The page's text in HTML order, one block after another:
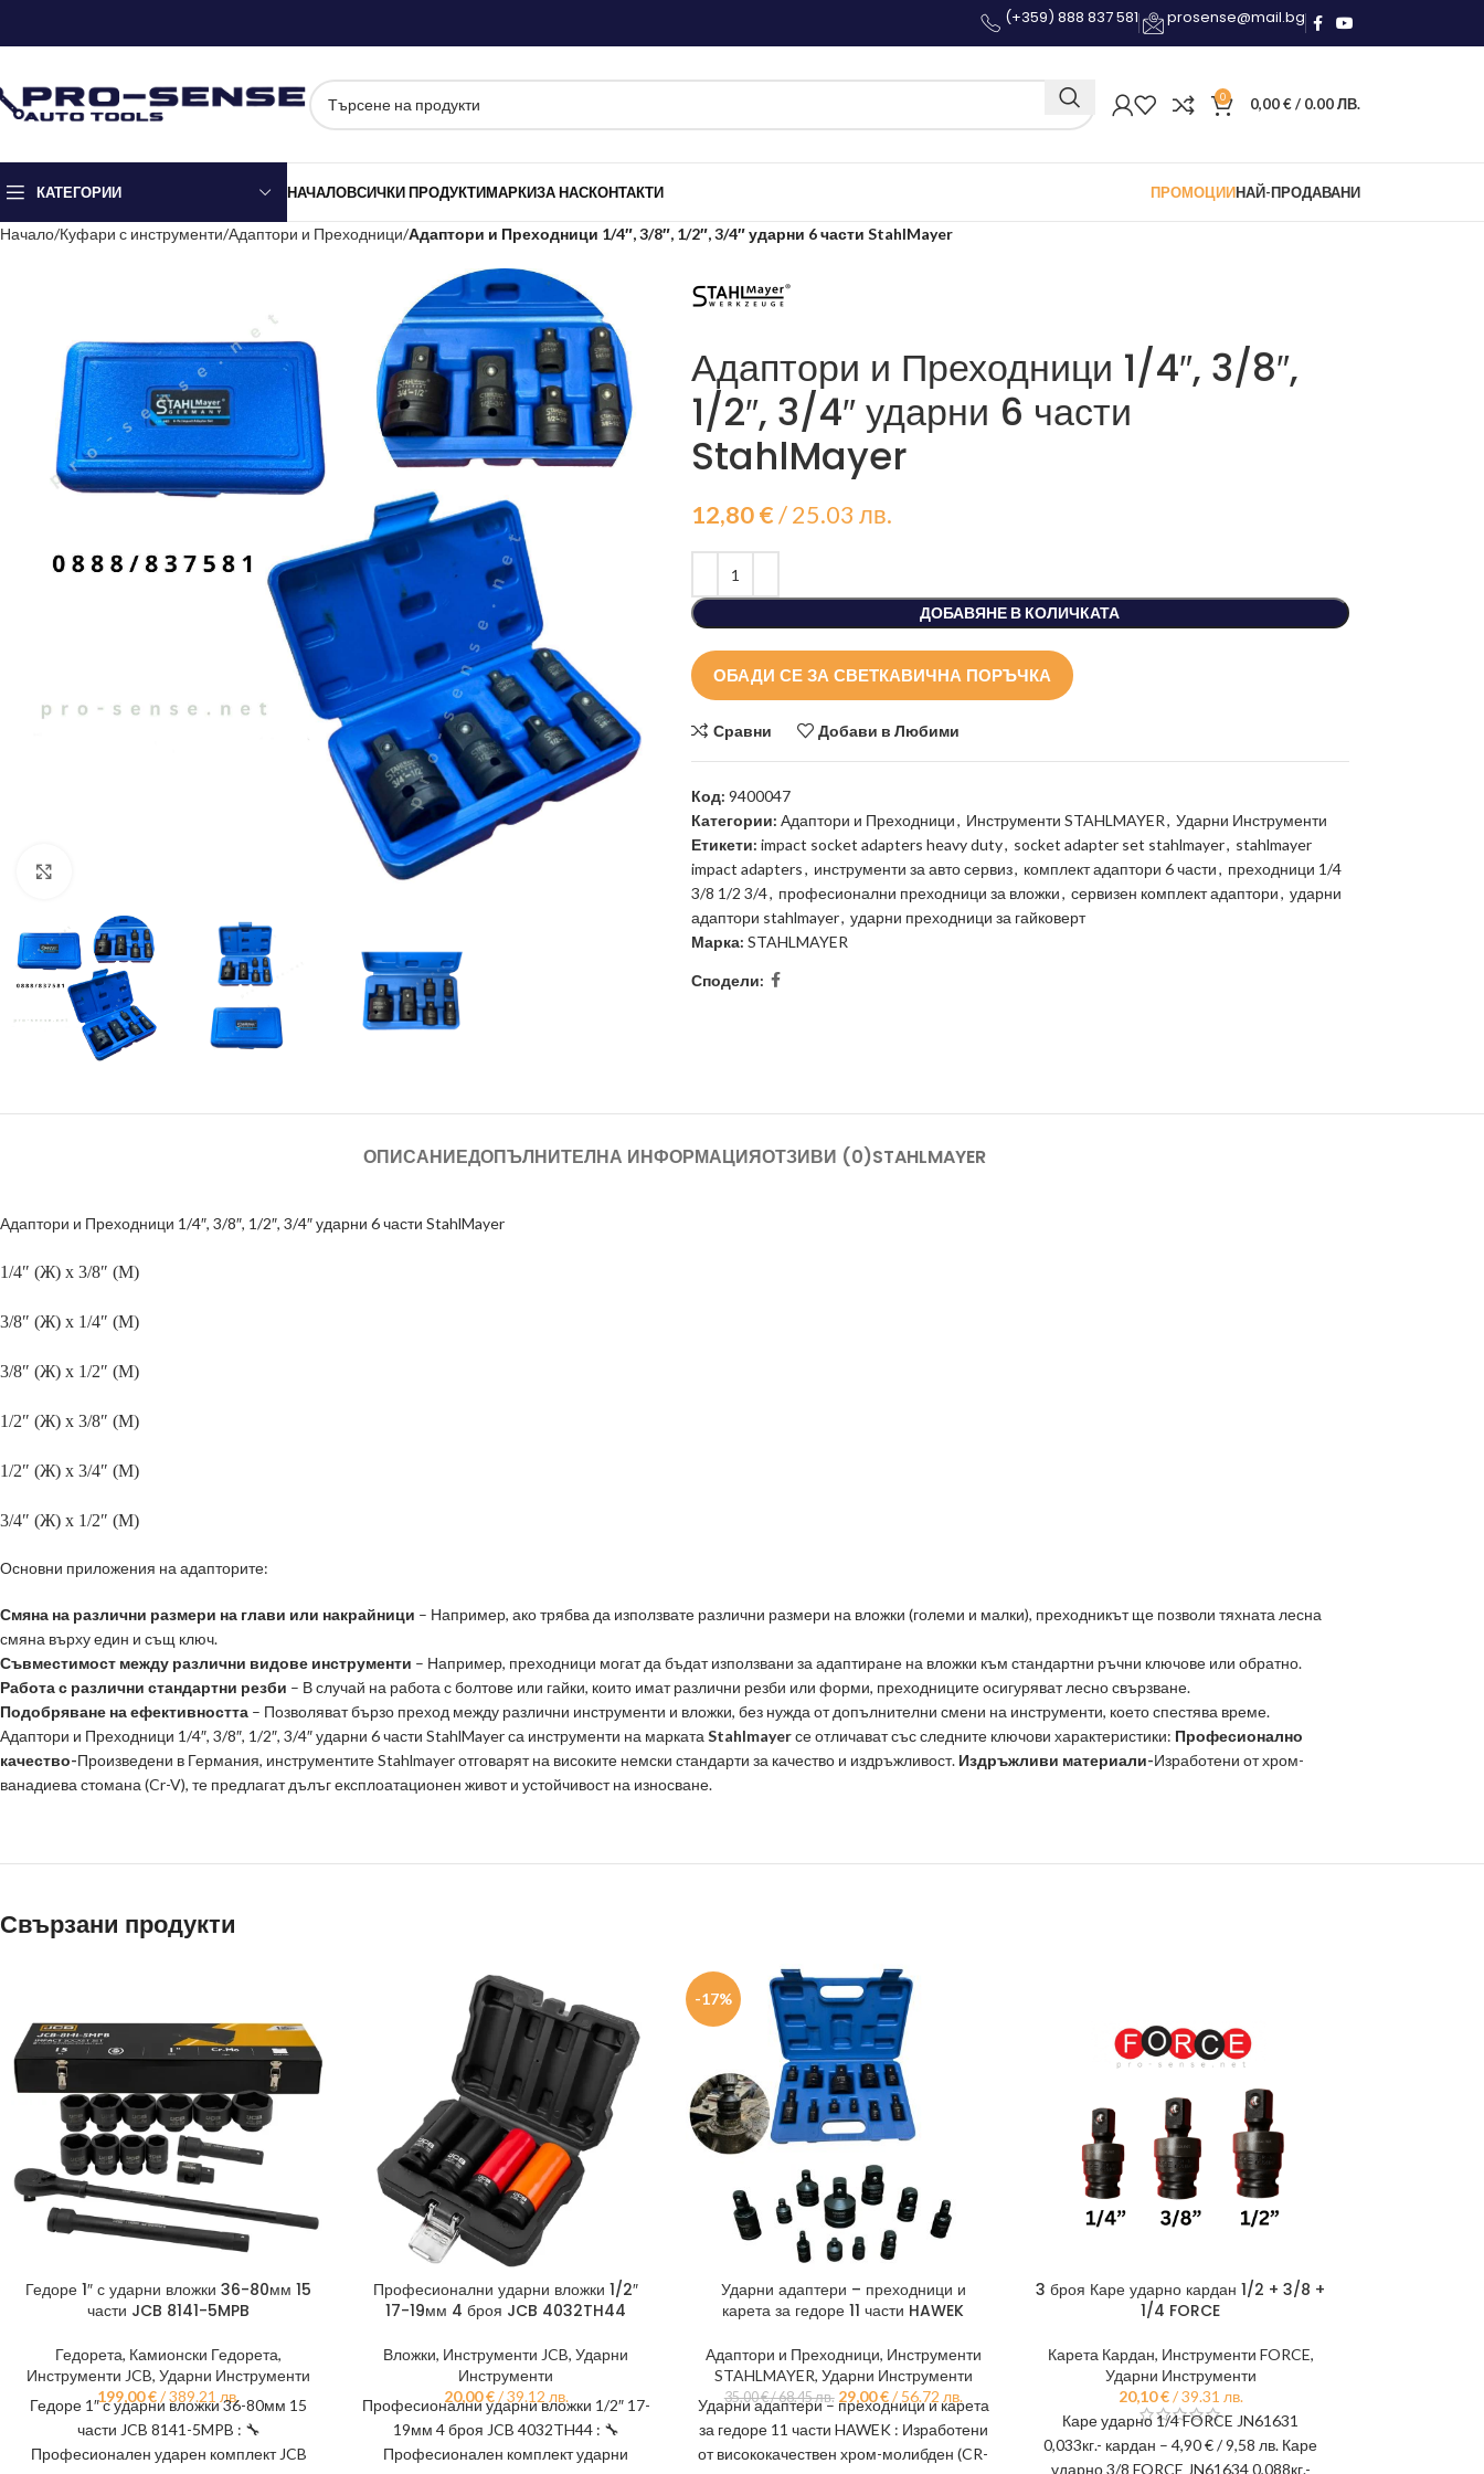
(+359) 888 837 581 prosense@mail.bg
0 0,00€/ 0.00 ЛВ.
КАТЕГОРИИ НАЧАЛОВСИЧКИ ПРОДУКТИМАРКИЗА НАСКОНТАКТИ ПРОМОЦИИНАЙ-ПРОДАВАНИ
Начало Куфари с инструменти Адаптори и Преходници Адаптори и Преходници 1/4″, 3/8″, 1/2″, 3/4″ ударни 6 части StahlMayer
Адаптори и Преходници 1/4″, 3/8″,
1/2″, 3/4″ ударни 6 части
StahlMayer
12,80€/ 25.03 лв.
ДОБАВЯНЕ В КОЛИЧКАТА
ОБАДИ СЕ ЗА СВЕТКАВИЧНА ПОРЪЧКА
Сравни Добави в Любими
Код: 9400047
Категории: Адаптори и Преходници, Инструменти STAHLMAYER, Ударни Инструменти
Етикети: impact socket adapters heavy duty, socket adapter set stahlmayer, stahlmayer
impact adapters, инструменти за авто сервиз, комплект адаптори 6 части, преходници 1/4
3/8 1/2 3/4, професионални преходници за вложки, сервизен комплект адаптори, ударни
адаптори stahlmayer, ударни преходници за гайковерт
Марка: STAHLMAYER
Сподели:
ОПИСАНИЕДОПЪЛНИТЕЛНА ИНФОРМАЦИЯОТЗИВИ (0)STAHLMAYER
Адаптори и Преходници 1/4″, 3/8″, 1/2″, 3/4″ ударни 6 части StahlMayer
1/4″ (Ж) х 3/8″ (M)
3/8″ (Ж) х 1/4″ (M)
3/8″ (Ж) х 1/2″ (M)
1/2″ (Ж) х 3/8″ (M)
1/2″ (Ж) х 3/4″ (M)
3/4″ (Ж) х 1/2″ (M)
Основни приложения на адапторите:
Смяна на различни размери на глави или накрайници – Например, ако трябва да използвате различни размери на вложки (големи и малки), преходникът ще позволи тяхната лесна
смяна върху един и същ ключ.
Съвместимост между различни видове инструменти – Например, преходници могат да бъдат използвани за адаптиране на вложки към стандартни ръчни ключове или обратно.
Работа с различни стандартни резби – В случай на работа с болтове или гайки, които имат различни резби или форми, преходниците осигуряват лесно свързване.
Подобряване на ефективността – Позволяват бързо преход между различни инструменти и вложки, без нужда от допълнителни смени на инструменти, което спестява време.
Адаптори и Преходници 1/4″, 3/8″, 1/2″, 3/4″ ударни 6 части StahlMayer са инструменти на марката Stahlmayerсе отличават със следните ключови характеристики:​ Професионално
качество-Произведени в Германия, инструментите Stahlmayer отговарят на високите немски стандарти за качество и издръжливост. Издръжливи материали-Изработени от хром-
ванадиева стомана (Cr-V), те предлагат дълъг експлоатационен живот и устойчивост на износване.
Свързани продукти
Гедоре 1″ с ударни вложки 36-80мм 15
части JCB 8141-5MPB
Гедорета, Камионски Гедорета,
Инструменти JCB,Ударни Инструменти
199,00€/ 389.21 лв.
Гедоре 1″ с ударни вложки 36-80мм 15
части JCB 8141-5MPB : 🔧
Професионален ударен комплект JCB
Професионални ударни вложки 1/2″
17-19мм 4 броя JCB 4032TH44
Вложки, Инструменти JCB,Ударни
Инструменти
20,00€/ 39.12 лв.
Професионални ударни вложки 1/2″ 17-
19мм 4 броя JCB 4032TH44 : 🔧
Професионален комплект ударни
-17%
Ударни адаптери – преходници и
карета за гедоре 11 части HAWEK
Адаптори и Преходници, Инструменти
STAHLMAYER, Ударни Инструменти
35,00€/ 68.45 лв. 29,00€/ 56.72 лв.
Ударни адаптери – преходници и карета
за гедоре 11 части HAWEK : Изработени
от висококачествен хром-молибден (CR-
3 броя Каре ударно кардан 1/2 + 3/8 +
1/4 FORCE
Карета Кардан, Инструменти FORCE,
Ударни Инструменти
20,10€/ 39.31 лв.
Каре ударно 1/4 FORCE JN61631
0,033кг.- кардан – 4,90 € / 9,58 лв. Каре
ударно 3/8 FORCE JN61634 0,088кг.-